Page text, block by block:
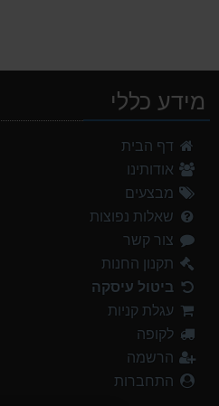
מידע כללי
דף הבית
אודותינו
מבצעים
שאלות נפוצות
צור קשר
תקנון החנות
ביטול עיסקה
עגלת קניות
לקופה
הרשמה
התחברות
699.00 ₪
מנשא לתינוק לטיולים OSPERY POCO LT
1,299.00 ₪
499.00 ₪
אוהל משפחתי ל 8 GURO Panorama 8P v2